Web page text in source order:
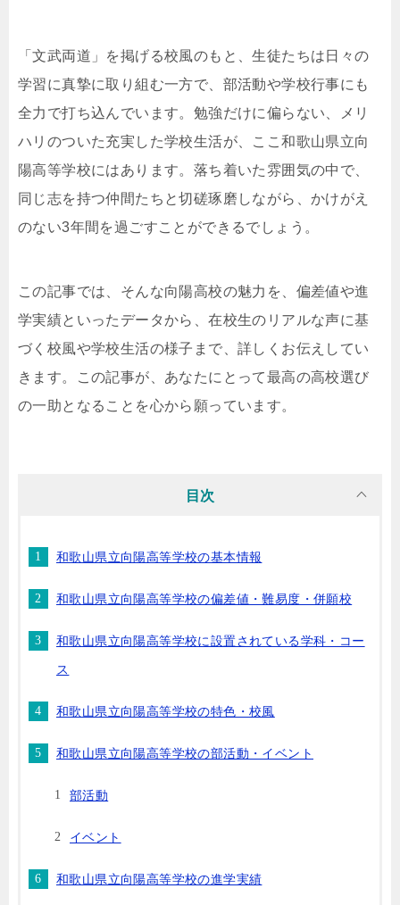
「文武両道」を掲げる校風のもと、生徒たちは日々の
学習に真摯に取り組む一方で、部活動や学校行事にも
全力で打ち込んでいます。勉強だけに偏らない、メリ
ハリのついた充実した学校生活が、ここ和歌山県立向
陽高等学校にはあります。落ち着いた雰囲気の中で、
同じ志を持つ仲間たちと切磋琢磨しながら、かけがえ
のない3年間を過ごすことができるでしょう。
この記事では、そんな向陽高校の魅力を、偏差値や進
学実績といったデータから、在校生のリアルな声に基
づく校風や学校生活の様子まで、詳しくお伝えしてい
きます。この記事が、あなたにとって最高の高校選び
の一助となることを心から願っています。
目次
和歌山県立向陽高等学校の基本情報
和歌山県立向陽高等学校の偏差値・難易度・併願校
和歌山県立向陽高等学校に設置されている学科・コー
ス
和歌山県立向陽高等学校の特色・校風
和歌山県立向陽高等学校の部活動・イベント
部活動
イベント
和歌山県立向陽高等学校の進学実績